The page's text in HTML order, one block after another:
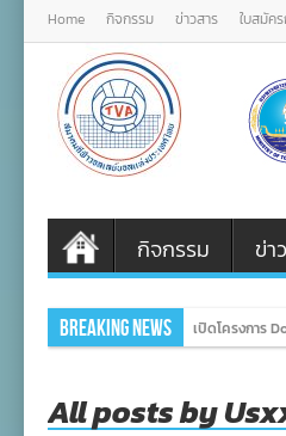
Home กิจกรรม ข่าวสาร ใบสมัค
กิจกรรม ข่า
Breaking News เปิดโครงการ
All posts by